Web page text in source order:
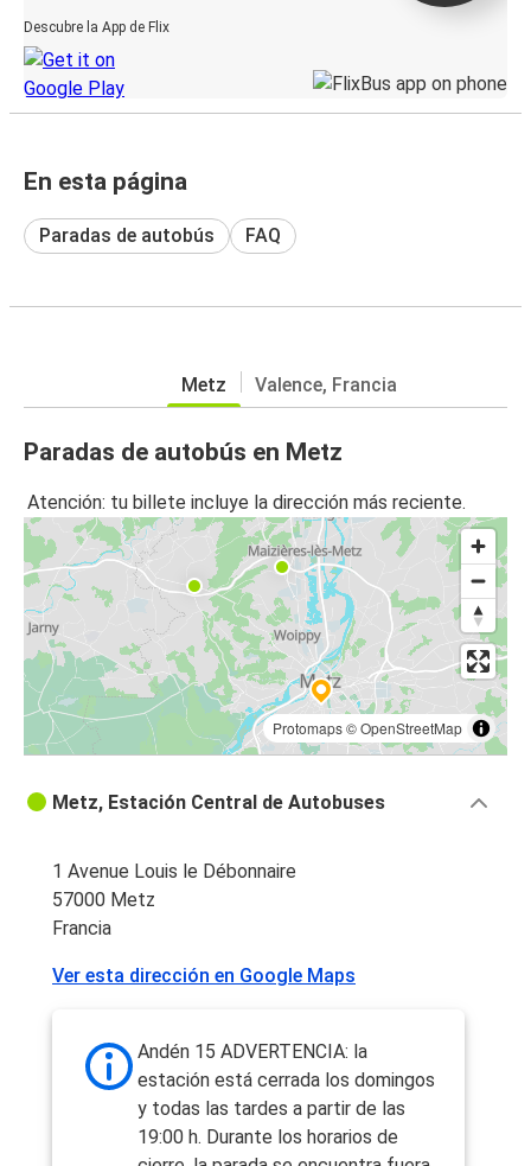
Descubre la App de Flix
En esta página
Paradas de autobús FAQ
Metz Valence, Francia
Paradas de autobús en Metz
Atención: tu billete incluye la dirección más reciente.
Protomaps©OpenStreetMap
Metz, Estación Central de Autobuses
1 Avenue Louis le Débonnaire
57000 Metz
Francia
Ver esta dirección en Google Maps
Andén 15 ADVERTENCIA: la
estación está cerrada los domingos
y todas las tardes a partir de las
19:00 h. Durante los horarios de